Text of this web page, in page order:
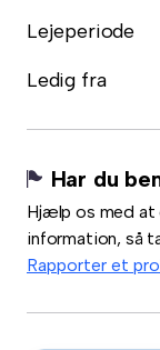
Lejeperiode
Ledig fra
Har du
Hjælp os med at
information, så
Rapporter et